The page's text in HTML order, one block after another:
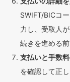
SWIFT/BICコ
力し、受取人
続きを進める
支払いと手数
を確認して正